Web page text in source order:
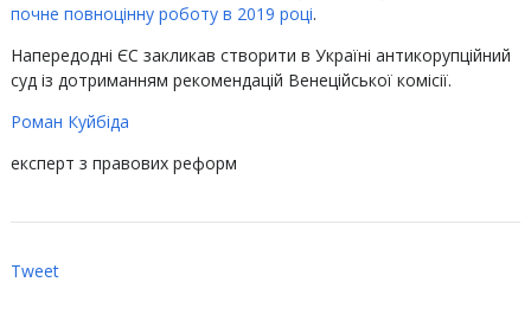
почне повноцінну роботу в 2019 році.
Напередодні ЄС закликав створити в Україні антикорупційний
суд із дотриманням рекомендацій Венеційської комісії.
Роман Куйбіда
експерт з правових реформ
Tweet